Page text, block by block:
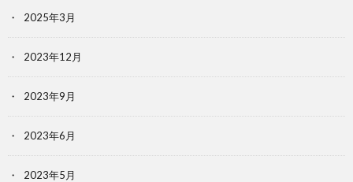
2025年3月
2023年12月
2023年9月
2023年6月
2023年5月